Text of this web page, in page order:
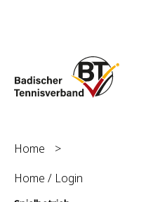
Home
>
Home / Login